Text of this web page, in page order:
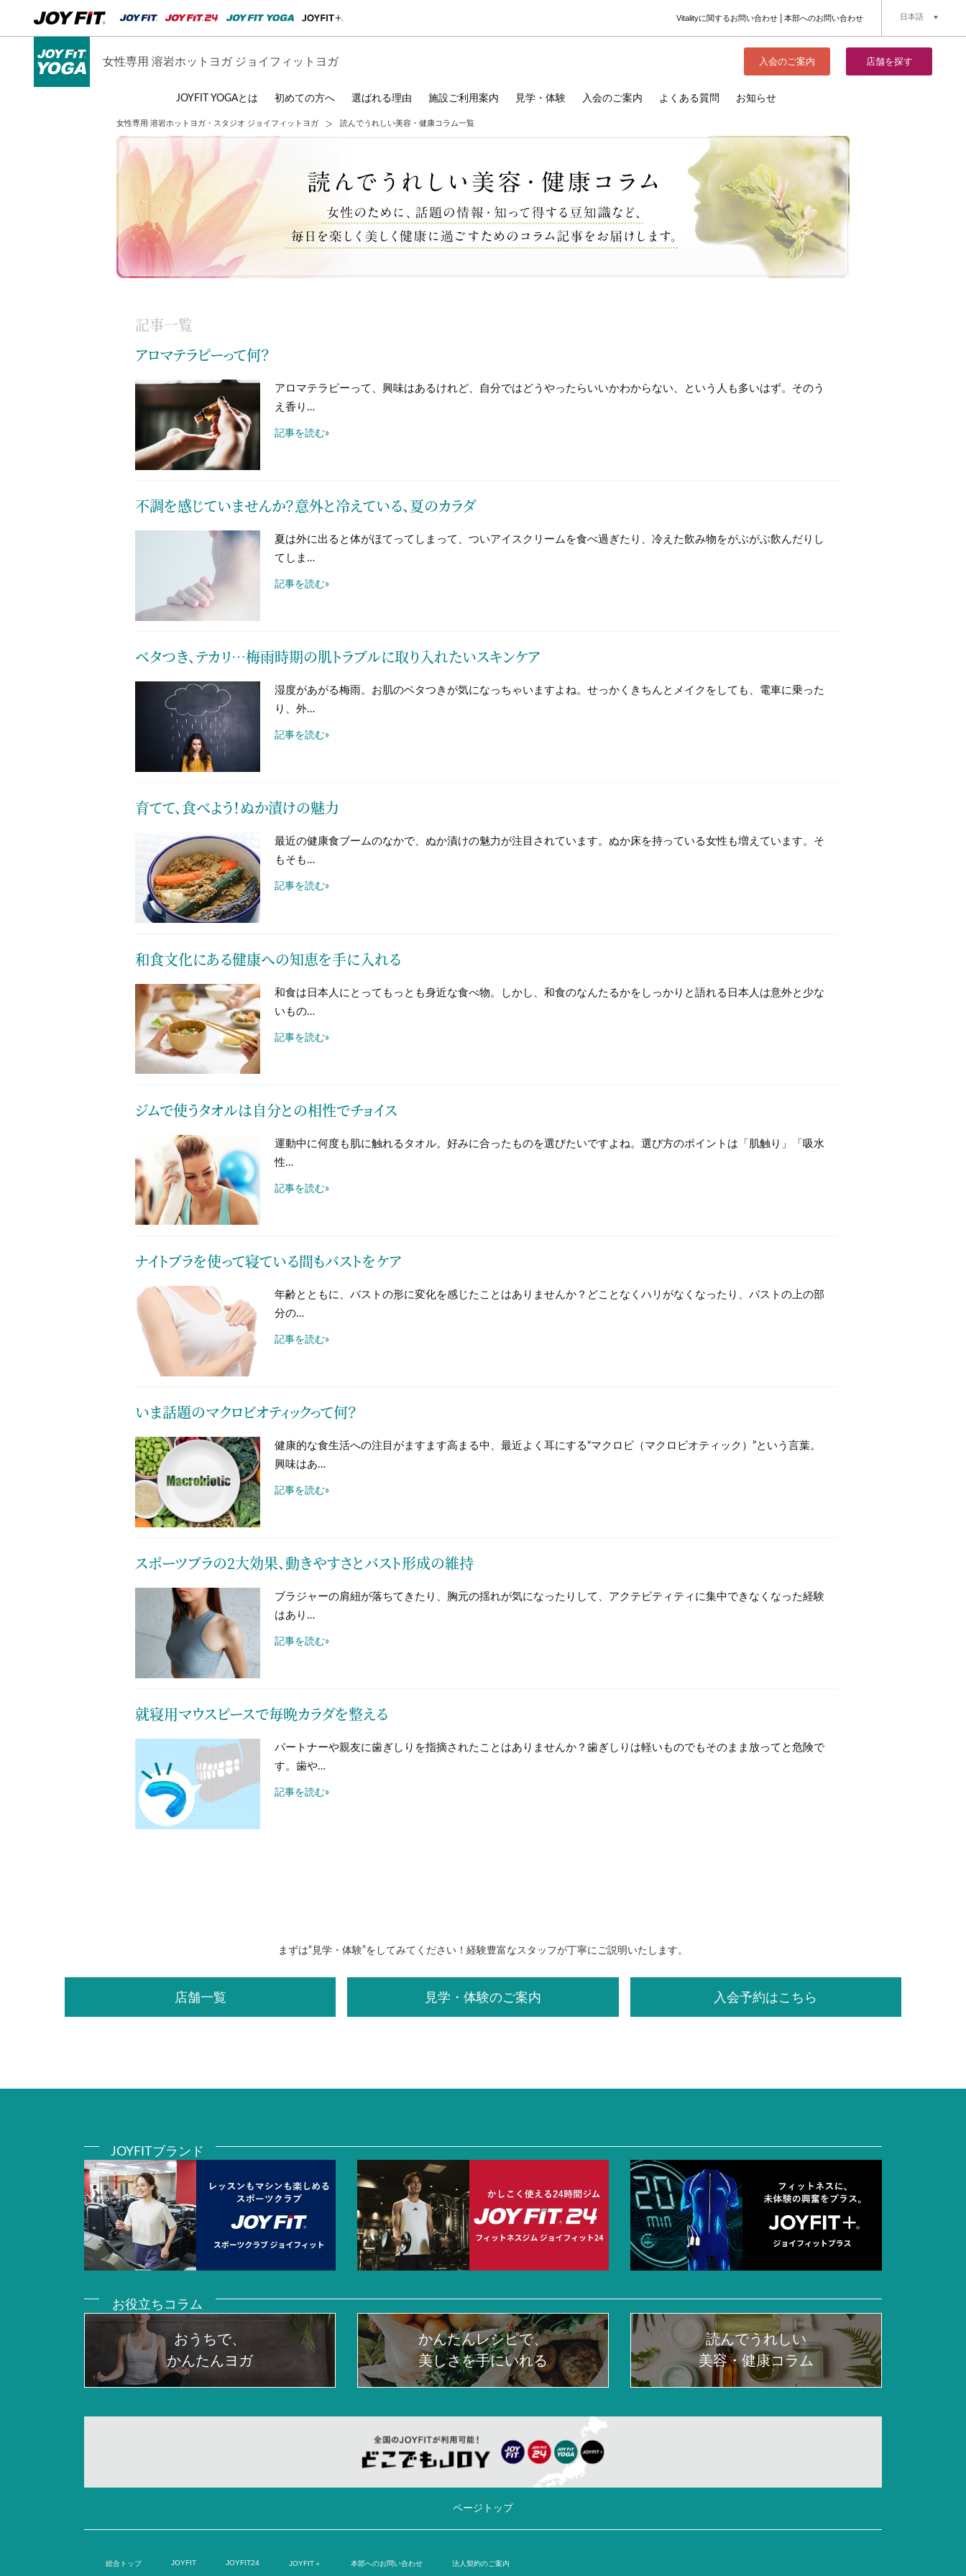
Vitalityに関するお問い合わせ 本部へのお問い合わせ
日本語
English
女性専用 溶岩ホットヨガ ジョイフィットヨガ 入会のご案内 店舗を探す
JOYFIT YOGAとは 初めての方へ 選ばれる理由 施設ご利用案内 見学・体験 入会のご案内 よくある質問 お知らせ
女性専用 溶岩ホットヨガ・スタジオ ジョイフィットヨガ 読んでうれしい美容・健康コラム一覧
記事一覧
アロマテラピーって何？
アロマテラピーって、興味はあるけれど、自分ではどうやったらいいかわからない、という人も多いはず。そのう
え香り…
記事を読む»
不調を感じていませんか？意外と冷えている、夏のカラダ
夏は外に出ると体がほてってしまって、ついアイスクリームを食べ過ぎたり、冷えた飲み物をがぶがぶ飲んだりし
てしま…
記事を読む»
ベタつき、テカリ…梅雨時期の肌トラブルに取り入れたいスキンケア
湿度があがる梅雨。お肌のベタつきが気になっちゃいますよね。せっかくきちんとメイクをしても、電車に乗った
り、外…
記事を読む»
育てて、食べよう！ぬか漬けの魅力
最近の健康食ブームのなかで、ぬか漬けの魅力が注目されています。ぬか床を持っている女性も増えています。そ
もそも…
記事を読む»
和食文化にある健康への知恵を手に入れる
和食は日本人にとってもっとも身近な食べ物。しかし、和食のなんたるかをしっかりと語れる日本人は意外と少な
いもの…
記事を読む»
ジムで使うタオルは自分との相性でチョイス
運動中に何度も肌に触れるタオル。好みに合ったものを選びたいですよね。選び方のポイントは「肌触り」「吸水
性…
記事を読む»
ナイトブラを使って寝ている間もバストをケア
年齢とともに、バストの形に変化を感じたことはありませんか？どことなくハリがなくなったり、バストの上の部
分の…
記事を読む»
いま話題のマクロビオティックって何？
健康的な食生活への注目がますます高まる中、最近よく耳にする“マクロビ（マクロビオティック）”という言葉。
興味はあ…
記事を読む»
スポーツブラの2大効果、動きやすさとバスト形成の維持
ブラジャーの肩紐が落ちてきたり、胸元の揺れが気になったりして、アクテビティティに集中できなくなった経験
はあり…
記事を読む»
就寝用マウスピースで毎晩カラダを整える
パートナーや親友に歯ぎしりを指摘されたことはありませんか？歯ぎしりは軽いものでもそのまま放ってと危険で
す。歯や…
記事を読む»
まずは“見学・体験”をしてみてください！経験豊富なスタッフが丁寧にご説明いたします。
店舗一覧 見学・体験のご案内 入会予約はこちら
JOYFITブランド
お役立ちコラム
おうちで、
かんたんヨガ
かんたんレシピで、
美しさを手にいれる
読んでうれしい
美容・健康コラム
ページトップ
総合トップ JOYFIT JOYFIT24 JOYFIT＋ 本部へのお問い合わせ 法人契約のご案内